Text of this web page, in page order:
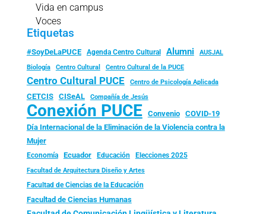
Vida en campus
Voces
Etiquetas
#SoyDeLaPUCE Agenda Centro Cultural Alumni
AUSJAL
Biología
Centro Cultural Centro Cultural de la PUCE
Centro Cultural PUCE Centro de Psicología Aplicada
CETCIS CISeAL Compañía de Jesús
Conexión PUCE Convenio
COVID-19
Día Internacional de la Eliminación de la Violencia contra la
Mujer
Economía Ecuador Educación Elecciones 2025
Facultad de Arquitectura Diseño y Artes
Facultad de Ciencias de la Educación
Facultad de Ciencias Humanas